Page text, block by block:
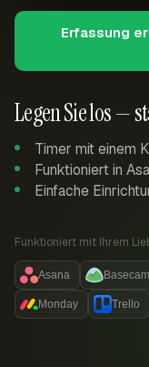
Legen Sie los —
Timer mit einem
Funktioniert in
Einfache
Funktioniert mit Ihrem
Asana
Monday Trello
Erfassung